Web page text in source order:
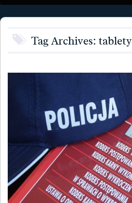
Tag Archives: tablety